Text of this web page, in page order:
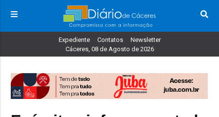
Expediente Contatos
Newsletter
Cáceres, 08 de Agosto de 2026